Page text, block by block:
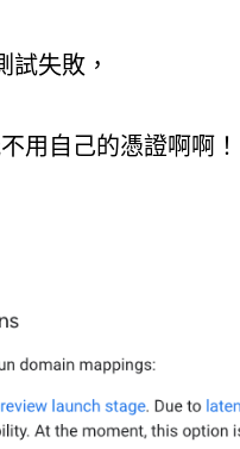
試失敗，
用自己的憑證啊啊！